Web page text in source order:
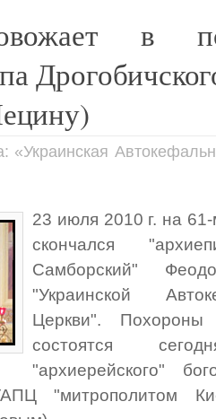
в
«Украинская
23 июля 2010 г. на
скончался
Самборский"
"Украинской
Церкви". Похороны
состоятся
"архиерейского"
"митрополитом